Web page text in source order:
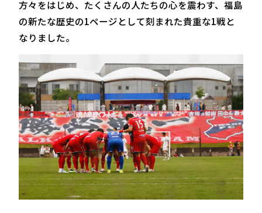
方々をはじめ、たくさんの人たちの心を震わす、福島
の新たな歴史の1ページとして刻まれた貴重な1戦と
なりました。